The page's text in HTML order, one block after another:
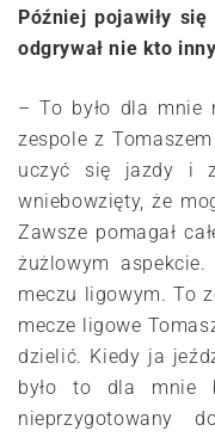
Później pojawiły
odgrywał nie kto
– To było dla mnie
zespole z
uczyć się jazdy i
wniebowzięty, że
Zawsze pomagał
żużlowym
meczu ligowym. To
mecze ligowe
dzielić. Kiedy ja
było to dla mnie
nieprzygotowany